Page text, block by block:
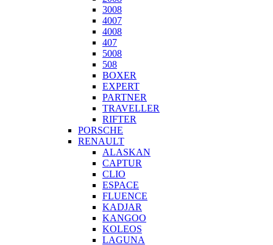
3008
4007
4008
407
5008
508
BOXER
EXPERT
PARTNER
TRAVELLER
RIFTER
PORSCHE
RENAULT
ALASKAN
CAPTUR
CLIO
ESPACE
FLUENCE
KADJAR
KANGOO
KOLEOS
LAGUNA